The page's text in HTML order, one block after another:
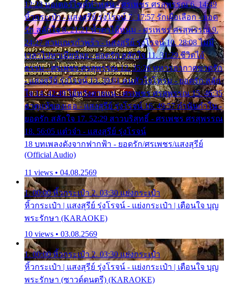
12:23 มอเตอร์ไซค์ทำหล่น - ศรเพชร ศรสุพรรณ 6. 14:49
หิ้วกระเป๋า - แสงสุรีย์ รุ่งโรจน์ 7. 17:57 รักเผื่อเลือก - ยอด
รัก สลักใจ 8. 21:21 น้ำตาไอ้หนุ่ม - ศรเพชร ศรสุพรรณ 9.
24:27 สามเณรกำพร้า - แสงสุรีย์ รุ่งโรจน์ 10. 28:08 ไม่มี
เวลาไปหาเมียน้อย - ยอดรัก สลักใจ 11. 31:29 ชีวิตไอ้
ธรรม - ศรเพชร ศรสุพรรณ 12. 35:26 ทหารอากาศขาดรัก
- แสงสุรีย์ รุ่งโรจน์ 13. 39:01 คนหัวใจโทรม - ยอดรัก สลัก
ใจ 14. 42:49 ไอ้หวังตายแน่ - ศรเพชร ศรสุพรรณ 15. 46:35
ธาตุแท้ของเธอ - แสงสุรีย์ รุ่งโรจน์ 16. 49:57 กำนันกำใน -
ยอดรัก สลักใจ 17. 52:29 สาวบริสุทธิ์ - ศรเพชร ศรสุพรรณ
18. 56:05 แต๋วจ๋า - แสงสุรีย์ รุ่งโรจน์
18 บทเพลงดังจากฟากฟ้า - ยอดรัก/ศรเพชร/แสงสุรีย์
(Official Audio)
11 views • 04.08.2569
1. 00:00 หิ้วกระเป๋า 2. 03:30 แย่งกระเป๋า
หิ้วกระเป๋า | แสงสุรีย์ รุ่งโรจน์ - แย่งกระเป๋า | เตือนใจ บุญ
พระรักษา (KARAOKE)
10 views • 03.08.2569
1. 00:00 หิ้วกระเป๋า 2. 03:30 แย่งกระเป๋า
หิ้วกระเป๋า | แสงสุรีย์ รุ่งโรจน์ - แย่งกระเป๋า | เตือนใจ บุญ
พระรักษา (ซาวด์ดนตรี) (KARAOKE)